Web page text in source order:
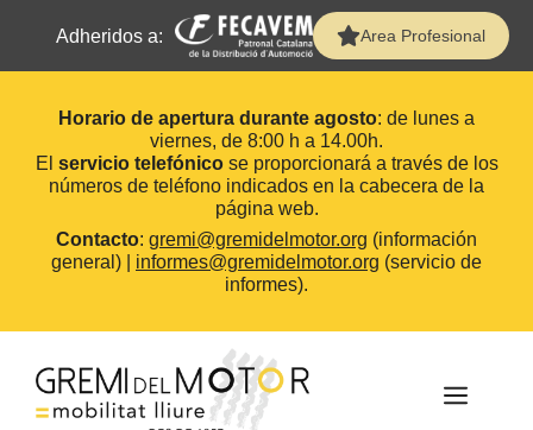
Adheridos a: Area Profesional
Horario de apertura durante agosto: de lunes a
viernes, de 8:00 h a 14.00h.
El servicio telefónicose proporcionará a través de los
números de teléfono indicados en la cabecera de la
página web.
Contacto: gremi@gremidelmotor.org (información
general) | informes@gremidelmotor.org (servicio de
informes).
contenido